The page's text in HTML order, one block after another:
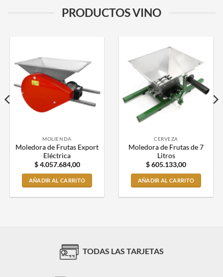
PRODUCTOS VINO
MOLIENDA
Moledora de Frutas Export
Eléctrica
$4.057.684,00
AÑADIR AL CARRITO
CERVEZA
Moledora de Frutas de 7
Litros
$605.133,00
AÑADIR AL CARRITO
TODAS LAS TARJETAS